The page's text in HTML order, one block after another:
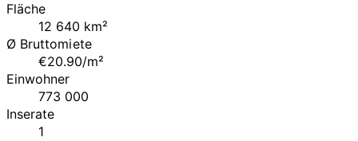
Fläche
12 640 km²
Ø Bruttomiete
€20.90/m²
Einwohner
773 000
Inserate
1